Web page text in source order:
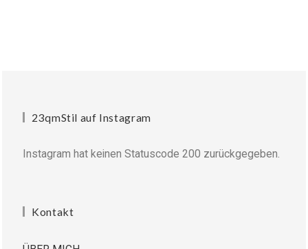
23qmStil auf Instagram
Instagram hat keinen Statuscode 200 zurückgegeben.
Kontakt